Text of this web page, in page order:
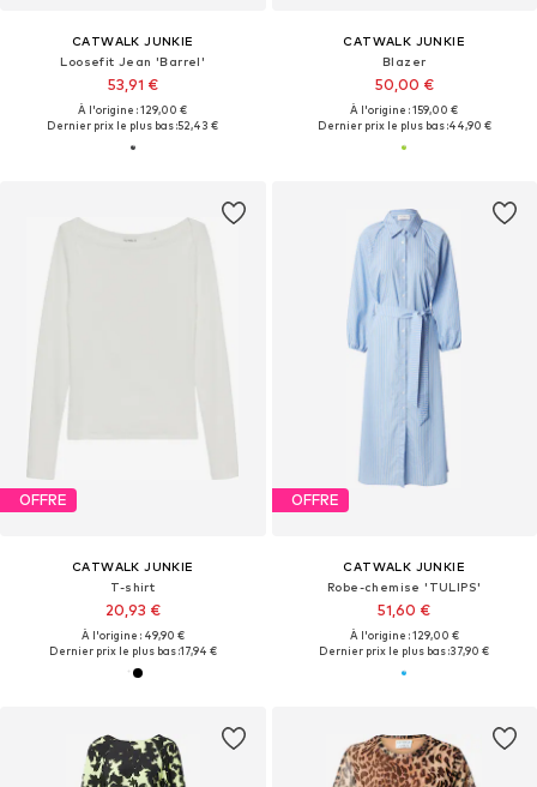
CATWALK JUNKIE
Loosefit Jean 'Barrel'
53,91 €
À l'origine : 129,00 €
Dernier prix le plus bas :52,43 €
CATWALK JUNKIE
Blazer
50,00 €
À l'origine : 159,00 €
Dernier prix le plus bas :44,90 €
OFFRE
CATWALK JUNKIE
T-shirt
20,93 €
À l'origine : 49,90 €
Dernier prix le plus bas :17,94 €
OFFRE
CATWALK JUNKIE
Robe-chemise 'TULIPS'
51,60 €
À l'origine : 129,00 €
Dernier prix le plus bas :37,90 €